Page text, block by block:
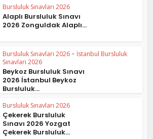
Bursluluk Sınavları 2026
Alaplı Bursluluk Sınavı
2026 Zonguldak Alaplı...
Bursluluk Sınavları 2026 • İstanbul Bursluluk
Sınavları 2026
Beykoz Bursluluk Sınavı
2026 İstanbul Beykoz
Bursluluk...
Bursluluk Sınavları 2026
Çekerek Bursluluk
Sınavı 2026 Yozgat
Çekerek Bursluluk...